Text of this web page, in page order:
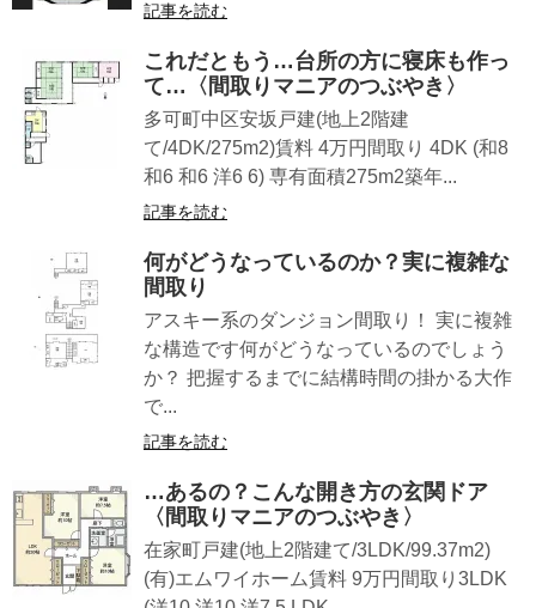
記事を読む
これだともう…台所の方に寝床も作っ
て…〈間取りマニアのつぶやき〉
多可町中区安坂戸建(地上2階建
て/4DK/275m2)賃料 4万円間取り 4DK (和8
和6 和6 洋6 6) 専有面積275m2築年...
記事を読む
何がどうなっているのか？実に複雑な
間取り
アスキー系のダンジョン間取り！ 実に複雑
な構造です何がどうなっているのでしょう
か？ 把握するまでに結構時間の掛かる大作
で...
記事を読む
…あるの？こんな開き方の玄関ドア
〈間取りマニアのつぶやき〉
在家町戸建(地上2階建て/3LDK/99.37m2)
(有)エムワイホーム賃料 9万円間取り3LDK